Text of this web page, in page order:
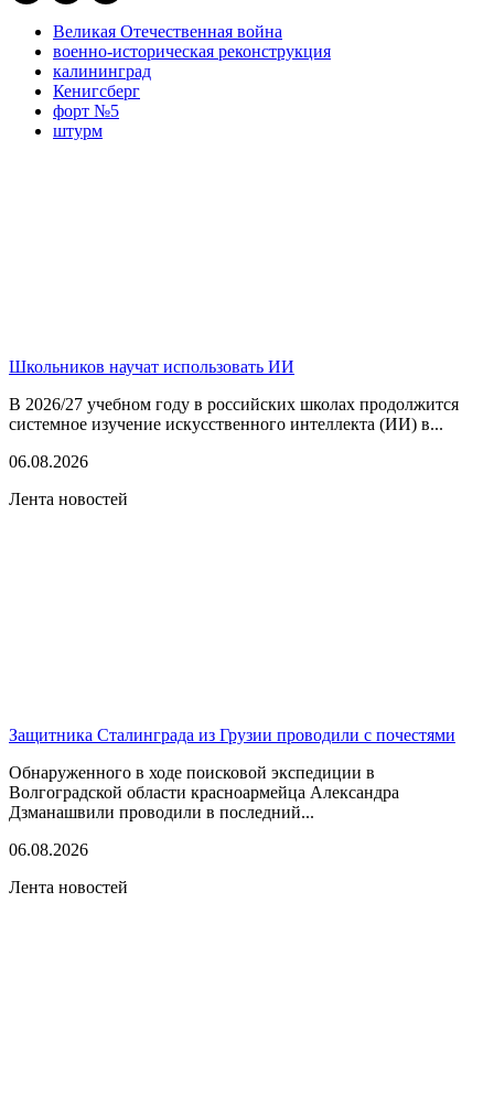
Великая Отечественная война
военно-историческая реконструкция
калининград
Кенигсберг
форт №5
штурм
Школьников научат использовать ИИ
В 2026/27 учебном году в российских школах продолжится
системное изучение искусственного интеллекта (ИИ) в...
06.08.2026
Лента новостей
Защитника Сталинграда из Грузии проводили с почестями
Обнаруженного в ходе поисковой экспедиции в
Волгоградской области красноармейца Александра
Дзманашвили проводили в последний...
06.08.2026
Лента новостей